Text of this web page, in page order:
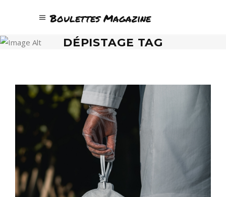
Boulettes Magazine
DÉPISTAGE TAG